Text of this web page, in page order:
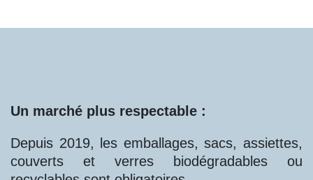
Un marché plus respectable :
Depuis 2019, les emballages, sacs, assiettes,
couverts et verres biodégradables ou